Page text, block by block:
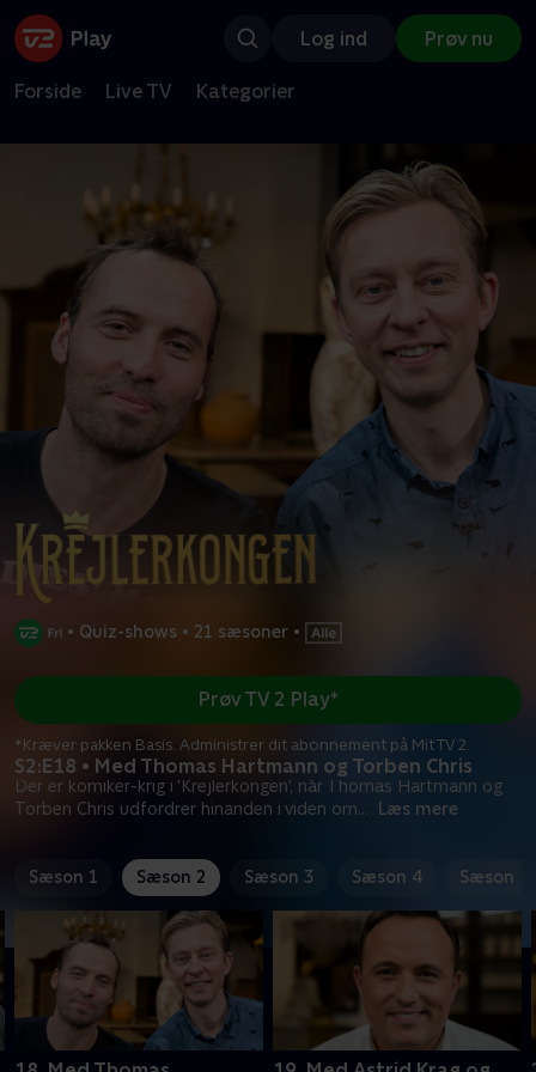
Log ind Prøv nu
Forside Live TV Kategorier
• Quiz-shows • 21 sæsoner •
S2:E18 • Med Thomas Hartmann og Torben Chris
Der er komiker-krig i 'Krejlerkongen', når Thomas Hartmann og
Torben Chris udfordrer hinanden i viden om... Læs mere
Prøv TV 2 Play*
*Kræver pakken Basis. Administrer dit abonnement på Mit TV 2.
Sæson 1 Sæson 2 Sæson 3 Sæson 4 Sæson 5